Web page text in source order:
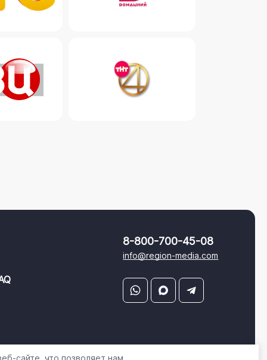
8-800-700-45-08
info@region-media.com
сайте, что позволяет нам